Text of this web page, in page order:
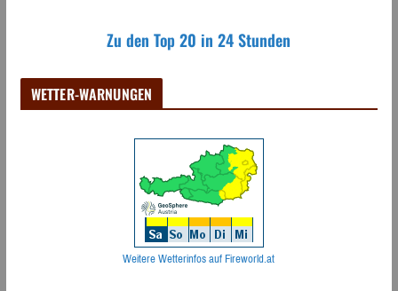
Zu den Top 20 in 24 Stunden
WETTER-WARNUNGEN
Weitere Wetterinfos auf Fireworld.at